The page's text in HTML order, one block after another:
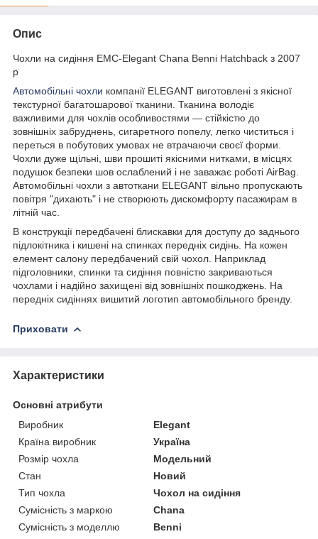
Опис
Чохли на сидіння EMC-Elegant Chana Benni Hatchback з 2007
р
Автомобільні чохли компанії ELEGANT виготовлені з якісної
текстурної багатошарової тканини. Тканина володіє
важливими для чохлів особливостями — стійкістю до
зовнішніх забруднень, сигаретного попелу, легко чиститься і
переться в побутових умовах не втрачаючи своєї форми.
Чохли дуже щільні, шви прошиті якісними нитками, в місцях
подушок безпеки шов ослаблений і не заважає роботі AirBag.
Автомобільні чохли з автоткани ELEGANT вільно пропускають
повітря "дихають" і не створюють дискомфорту пасажирам в
літній час.
В конструкції передбачені блискавки для доступу до заднього
підлокітника і кишені на спинках передніх сидінь. На кожен
елемент салону передбачений свій чохол. Наприклад
підголовники, спинки та сидіння повністю закриваються
чохлами і надійно захищені від зовнішніх пошкоджень. На
передніх сидіннях вишитий логотип автомобільного бренду.
Приховати
Характеристики
Основні атрибути
Виробник
Elegant
Країна виробник
Україна
Розмір чохла
Модельний
Стан
Новий
Тип чохла
Чохол на сидіння
Сумісність з маркою
Chana
Сумісність з моделлю
Benni